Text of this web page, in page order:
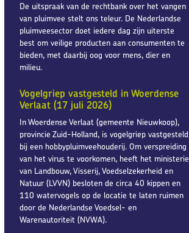
De uitspraak van de rechtbank over het vangen
van pluimvee stelt ons teleur. De Nederlandse
pluimveesector doet iedere dag zijn uiterste
best om veilige producten aan consumenten te
bieden, met daarbij oog voor mens, dier en
milieu.
Vogelgriep vastgesteld in Woerdense
Verlaat (17 juli 2026)
In Woerdense Verlaat (gemeente Nieuwkoop),
provincie Zuid-Holland, is vogelgriep vastgesteld
bij een hobbypluimveehouderij. Om verspreiding
van het virus te voorkomen, heeft het ministerie
van Landbouw, Visserij, Voedselzekerheid en
Natuur (LVVN) besloten de circa 40 kippen en
110 watervogels op de locatie te laten ruimen
door de Nederlandse Voedsel- en
Warenautoriteit (NVWA).